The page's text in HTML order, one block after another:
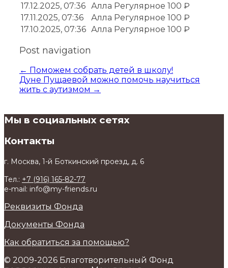
17.12.2025, 07:36 Алла Регулярное 100 ₽
17.11.2025, 07:36
Алла Регулярное 100 ₽
17.10.2025, 07:36 Алла Регулярное 100 ₽
Post navigation
← Поможем собрать детей в школу!
Дуне Пущаевой можно помочь научиться
жить с аутизмом →
Мы в социальных сетях
Контакты
г. Москва, 1-й Боткинский проезд, д. 6
Тел.: +7 (916) 165-82-77
e-mail: info@my-friends.ru
Реквизиты Фонда
Документы Фонда
Как обратиться за помощью?
© 2009-2026 Благотворительный Фонд